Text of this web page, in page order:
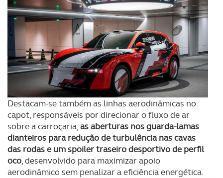
Destacam-se também as linhas aerodinâmicas no
capot, responsáveis por direcionar o fluxo de ar
sobre a carroçaria,as aberturas nos guarda-lamas
dianteiros para redução de turbulência nas cavas
das rodas e um spoiler traseiro desportivo de perfil
oco, desenvolvido para maximizar apoio
aerodinâmico sem penalizar a eficiência energética.